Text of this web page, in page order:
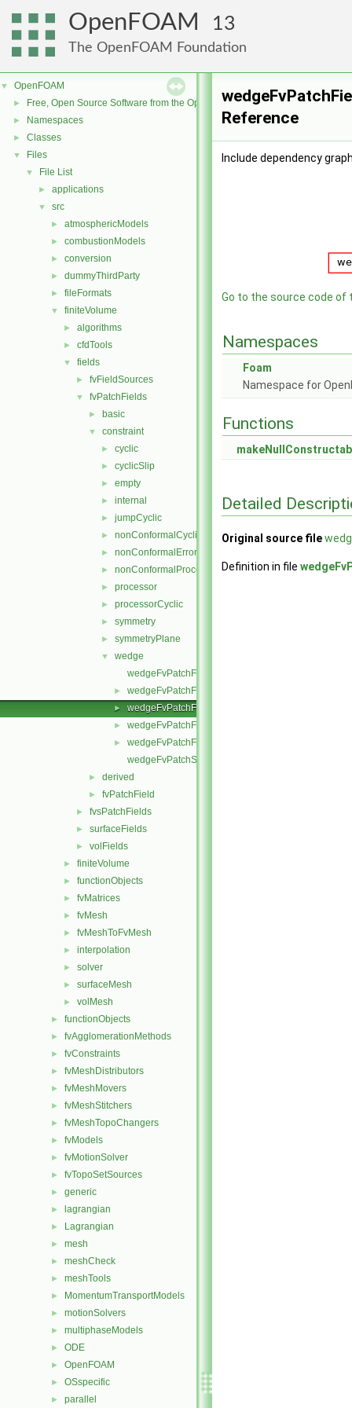
OpenFOAM 13
The OpenFOAM Foundation
▼ OpenFOAM
► Free, Open Source Software from the OpenFOAM Foundation
► Namespaces
► Classes
▼ Files
▼ File List
► applications
▼ src
► atmosphericModels
► combustionModels
► conversion
► dummyThirdParty
► fileFormats
▼ finiteVolume
► algorithms
► cfdTools
▼ fields
► fvFieldSources
▼ fvPatchFields
► basic
▼ constraint
► cyclic
► cyclicSlip
► empty
► internal
► jumpCyclic
► nonConformalCyclic
► nonConformalError
► nonConformalProcessorCyclic
► processor
► processorCyclic
► symmetry
► symmetryPlane
▼
wedge
wedgeFvPatchField.C
► wedgeFvPatchField.H
► wedgeFvPatchFields.C
► wedgeFvPatchFields.H
►
wedgeFvPatchFieldsFwd.H
wedgeFvPatchScalarField.C
► derived
► fvPatchField
► fvsPatchFields
► surfaceFields
► volFields
► finiteVolume
► functionObjects
► fvMatrices
► fvMesh
► fvMeshToFvMesh
► interpolation
► solver
► surfaceMesh
► volMesh
► functionObjects
► fvAgglomerationMethods
► fvConstraints
► fvMeshDistributors
► fvMeshMovers
► fvMeshStitchers
► fvMeshTopoChangers
► fvModels
► fvMotionSolver
► fvTopoSetSources
► generic
► lagrangian
► Lagrangian
► mesh
► meshCheck
► meshTools
► MomentumTransportModels
► motionSolvers
► multiphaseModels
► ODE
► OpenFOAM
► OSspecific
► parallel
Reference
Include dependency
Go to the source code of
Namespaces
Foam
Namespace for
Functions
Detailed
Original source file
Definition in file